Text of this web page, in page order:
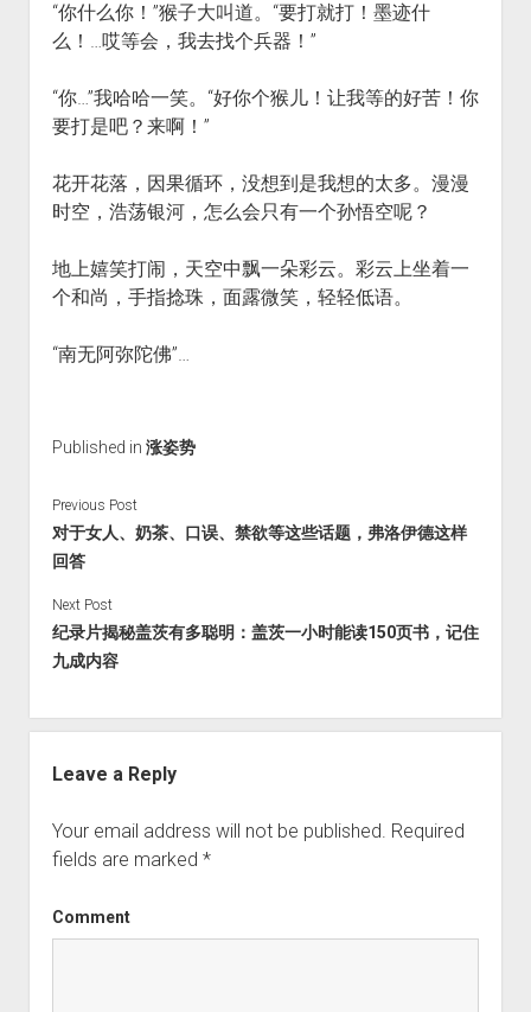
“你什么你！”猴子大叫道。“要打就打！墨迹什
么！…哎等会，我去找个兵器！”
“你…”我哈哈一笑。“好你个猴儿！让我等的好苦！你
要打是吧？来啊！”
花开花落，因果循环，没想到是我想的太多。漫漫
时空，浩荡银河，怎么会只有一个孙悟空呢？
地上嬉笑打闹，天空中飘一朵彩云。彩云上坐着一
个和尚，手指捻珠，面露微笑，轻轻低语。
“南无阿弥陀佛”…
Published in 涨姿势
Previous Post
对于女人、奶茶、口误、禁欲等这些话题，弗洛伊德这样
回答
Next Post
纪录片揭秘盖茨有多聪明：盖茨一小时能读150页书，记住
九成内容
Leave a Reply
Your email address will not be published. Required
fields are marked *
Comment